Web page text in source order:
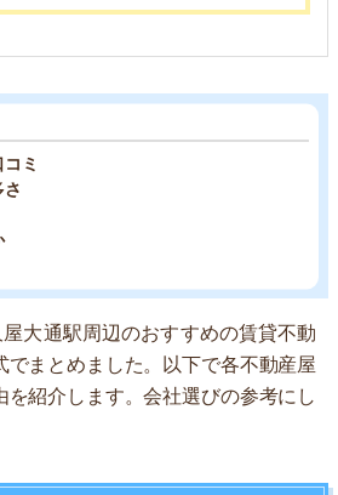
ミ
大通駅周辺のおすすめの賃貸不動
でまとめました。以下で各不動産屋
を紹介します。会社選びの参考にし